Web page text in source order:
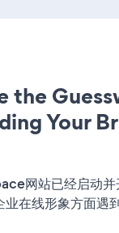
the
Your
网站已经启动并
业在线形象方面遇